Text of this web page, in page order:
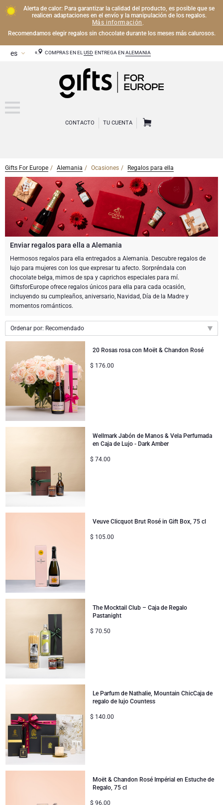
Alerta de calor: Para garantizar la calidad del producto, es posible que se
realicen adaptaciones en el envío y la manipulación de los regalos.
Más información .
Recomendamos elegir regalos sin chocolate durante los meses más calurosos.
COMPRAS EN ELUSD ENTREGA EN ALEMANIA
CONTACTO TU CUENTA
CHAMPÁN
Regalos de Champán
Regalos exclusivos de Champán
Enviar una botella de champán
Merk
Champán Dom Pérignon
Champán Moet & Chandon
Champán Pommery
Regalar Veuve Clicquot
Champán Lanson
VINO
Regalos de vino
Enviar una botella de vino
Regalos de vino espumoso
Regalos de chocolate y vino
OTRAS BEBIDAS
Enviar una botella de champán
Regalos de vino espumoso
Regalos de cerveza
Paquetes de regalo de licores
Regalos sin alcohol
CHOCOLATE
Regalos de chocolate
Regalos de chocolate y Champán
Regalos de chocolate y vino
Neuhaus chocolates
Godiva chocolates
Corné Port-Royal chocolates Belgas
REGALOS GOURMET
Regalos gourmet
LIFESTYLE
Regalos de estilo de vida
Le Parfum de Nathalie
ENVIAR FLORES
Atelier Rebul
Cartwright & Butler
Corné Port-Royal chocolates Belgas
Champán Dom Pérignon
Godiva chocolates
Champán Lanson
Champán Moet & Chandon
Neuhaus chocolates
Champán Pommery
Trixie bebé & niños
Regalar Veuve Clicquot
PRECIO
Presupuesto Regalos
Regalos de Lujo
OCASIONES
Los regalos más vendidos
Regalos de cumpleaños
Regalos de empresa
Proficiat
Regalos de agradecimiento
Regalos románticos
Regalos para ella
Regalos para él
Regalos para compartir
Regalos para bebés
Regalos para niños
Regalos de Navidad
REGALOS DE EMPRESA
Servicios de Regalos de Empresa
Colección Corporativa
Gifts For Europe Alemania Ocasiones Regalos para ella
Enviar regalos para ella a Alemania
Hermosos regalos para ella entregados a Alemania. Descubre regalos de
lujo para mujeres con los que expresar tu afecto. Sorpréndala con
chocolate belga, mimos de spa y caprichos especiales para mí.
GiftsforEurope ofrece regalos únicos para ella para cada ocasión,
incluyendo su cumpleaños, aniversario, Navidad, Día de la Madre y
momentos románticos.
Ordenar por: Recomendado
Nuevo
Precio de menor a mayor
Precio de mayor a menor
20 Rosas rosa con Moët & Chandon Rosé
$ 176.00
Wellmark Jabón de Manos & Vela Perfumada
en Caja de Lujo - Dark Amber
$ 74.00
Veuve Clicquot Brut Rosé in Gift Box, 75 cl
$ 105.00
The Mocktail Club – Caja de Regalo
Pastanight
$ 70.50
Le Parfum de Nathalie, Mountain ChicCaja de
regalo de lujo Countess
$ 140.00
Moët & Chandon Rosé Impérial en Estuche de
Regalo, 75 cl
$ 96.00